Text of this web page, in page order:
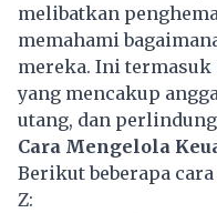
melibatkan
memahami
mereka. Ini
yang mencakup
utang, dan
Cara Mengelola
Berikut beberapa
Z: